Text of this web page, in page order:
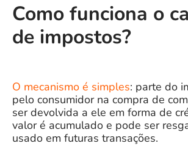
Como funciona o
de impostos?
O mecanismo é simples: parte do
pelo consumidor na compra de
ser devolvida a ele em forma de
valor é acumulado e pode ser
usado em futuras transações.